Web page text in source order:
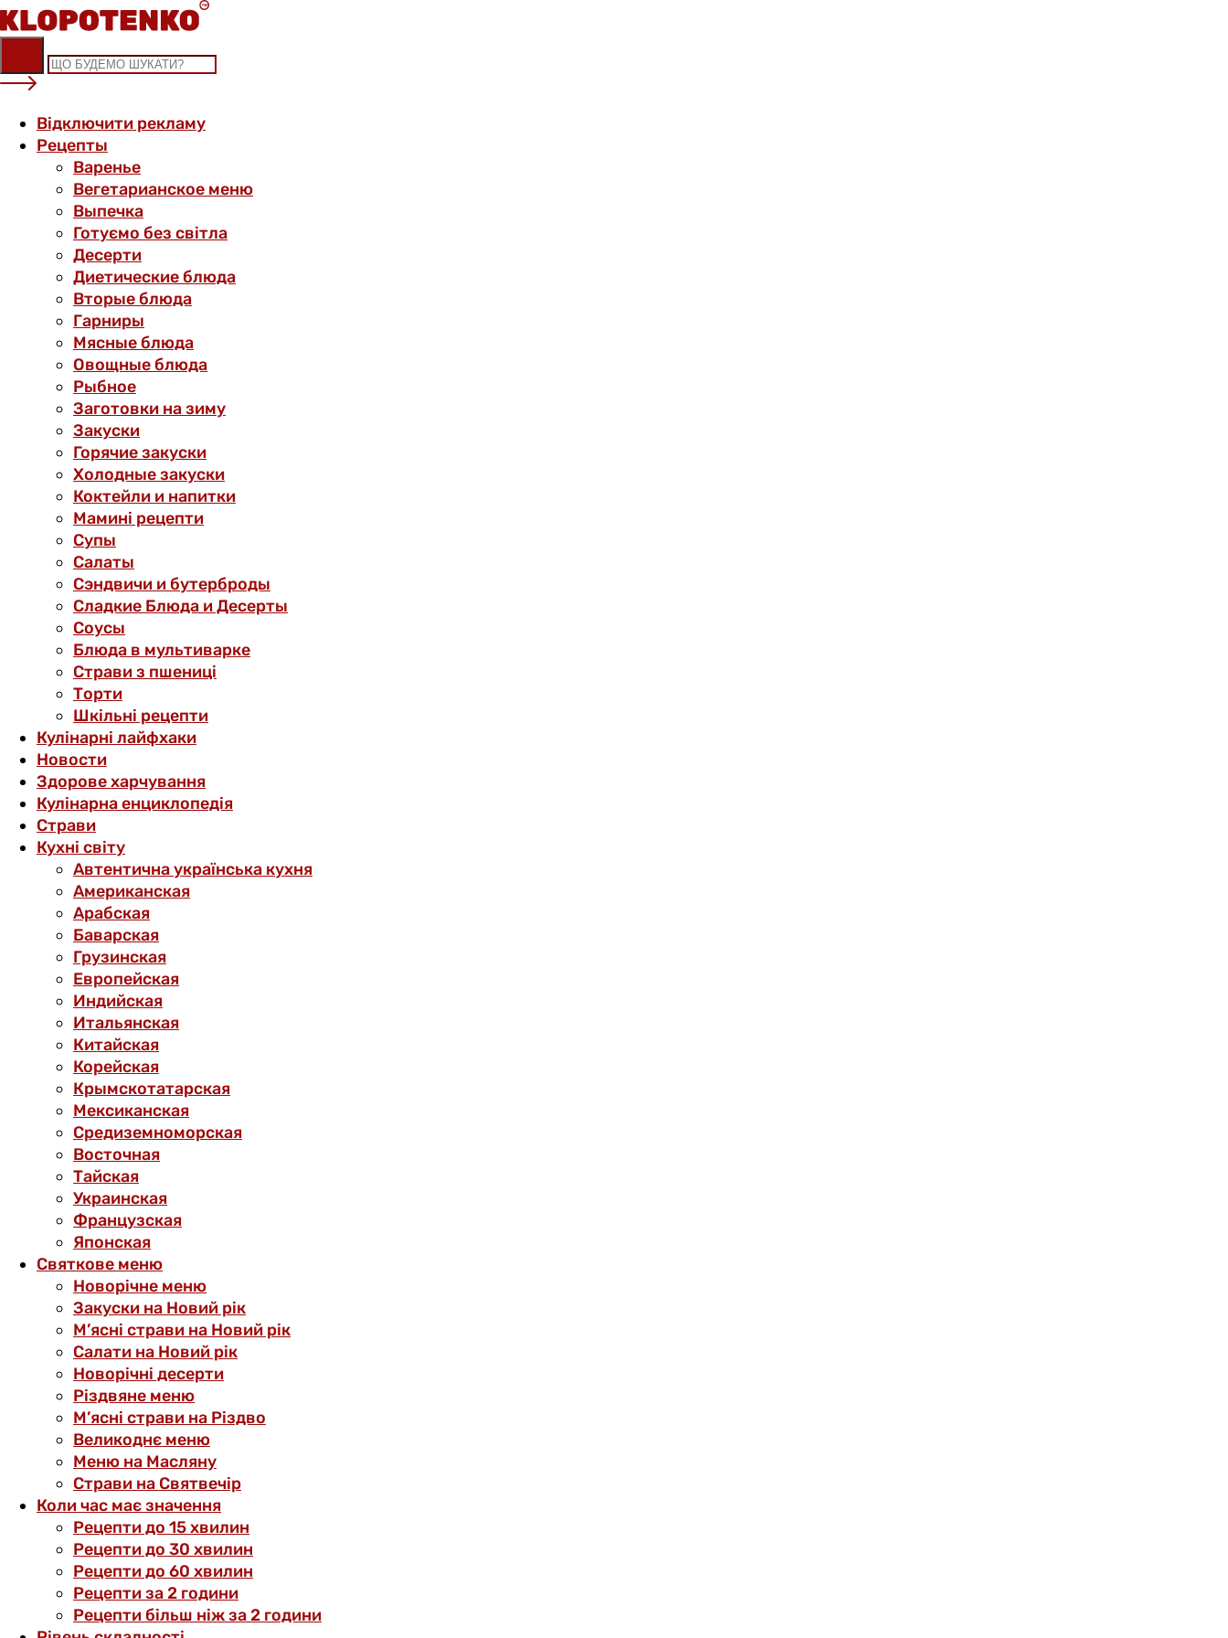
Skip
to
content
Відключити рекламу
Рецепты
Варенье
Вегетарианское меню
Выпечка
Готуємо без світла
Десерти
Диетические блюда
Вторые блюда
Гарниры
Мясные блюда
Овощные блюда
Рыбное
Заготовки на зиму
Закуски
Горячие закуски
Холодные закуски
Коктейли и напитки
Мамині рецепти
Супы
Салаты
Сэндвичи и бутерброды
Сладкие Блюда и Десерты
Соусы
Блюда в мультиварке
Страви з пшениці
Торти
Шкільні рецепти
Кулінарні лайфхаки
Новости
Здорове харчування
Кулінарна енциклопедія
Страви
Кухні світу
Автентична українська кухня
Американская
Арабская
Баварская
Грузинская
Европейская
Индийская
Итальянская
Китайская
Корейская
Крымскотатарская
Мексиканская
Средиземноморская
Восточная
Тайская
Украинская
Французская
Японская
Святкове меню
Новорічне меню
Закуски на Новий рік
М’ясні страви на Новий рік
Салати на Новий рік
Новорічні десерти
Різдвяне меню
М’ясні страви на Різдво
Великоднє меню
Меню на Масляну
Страви на Святвечір
Коли час має значення
Рецепти до 15 хвилин
Рецепти до 30 хвилин
Рецепти до 60 хвилин
Рецепти за 2 години
Рецепти більш ніж за 2 години